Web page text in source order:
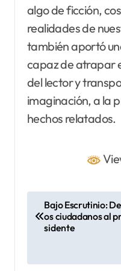
algo de ficción,
realidades de
también aportó
capaz de atrapar
del lector y
imaginación, a la
hechos relatados.
e
Bajo Escrutinio:
os ciudadanos al
sidente